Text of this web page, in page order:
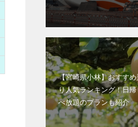
【宮崎県小林】おすす
り人気ランキング！日
べ放題のプランも紹介